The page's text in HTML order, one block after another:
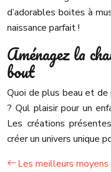
d’adorables boites à
naissance parfait !
Aménagez la
bout
Quoi de plus beau et de
? Qul plaisir pour un
Les créations
créer un univers unique
Les meilleurs moyens